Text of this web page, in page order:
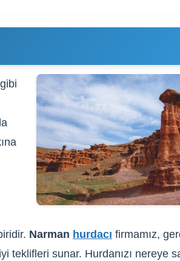
Narman hurdacı firmamız,
sunar. Hurdanızı nereye